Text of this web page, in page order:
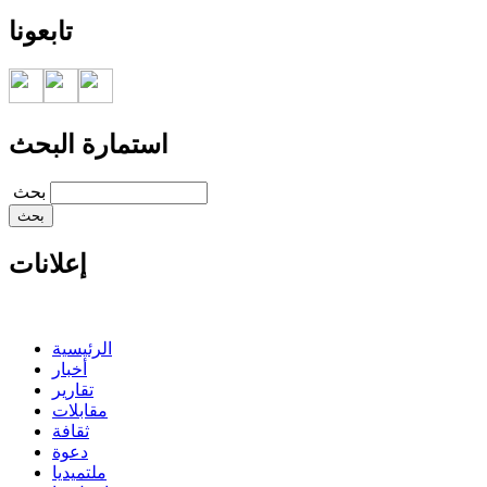
تابعونا
استمارة البحث
‏بحث ‏
إعلانات
الرئيسية
أخبار
تقارير
مقابلات
ثقافة
دعوة
ملتميديا